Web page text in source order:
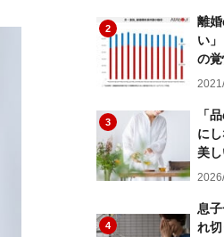
2
離
い
の
3
「
に
美
4
息
れ